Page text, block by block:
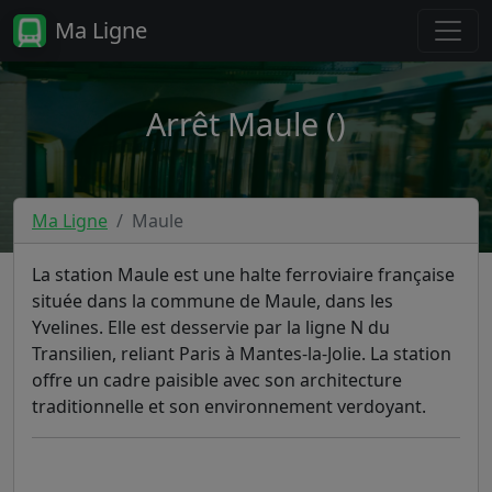
Ma Ligne
Arrêt Maule ()
Ma Ligne Maule
La station Maule est une halte ferroviaire française
située dans la commune de Maule, dans les
Yvelines. Elle est desservie par la ligne N du
Transilien, reliant Paris à Mantes-la-Jolie. La station
offre un cadre paisible avec son architecture
traditionnelle et son environnement verdoyant.